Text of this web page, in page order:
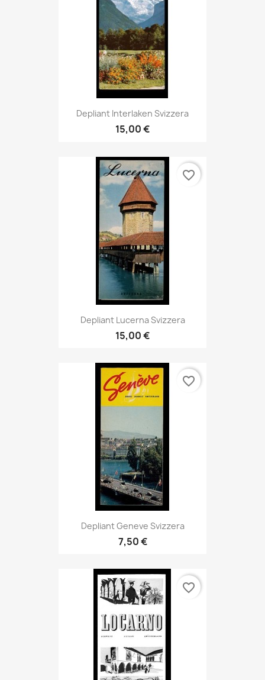
Depliant Interlaken Svizzera
15,00 €
Depliant Lucerna Svizzera
15,00 €
favorite_border
Depliant Geneve Svizzera
7,50 €
favorite_border
favorite_border